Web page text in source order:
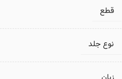
قطع
نوع جلد